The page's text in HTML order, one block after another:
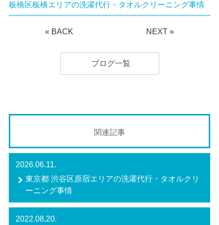
板橋区板橋エリアの洗濯代行・タオルクリーニング事情
« BACK NEXT»
ブログ一覧
関連記事
2026.06.11.
東京都 渋谷区原宿エリアの洗濯代行・タオルクリ
ーニング事情
2022.08.20.